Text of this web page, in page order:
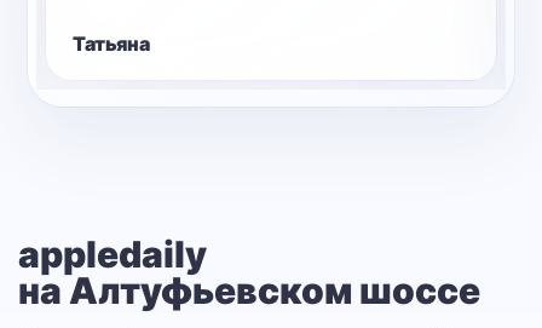
Марина
appledaily
на Алтуфьевском шоссе